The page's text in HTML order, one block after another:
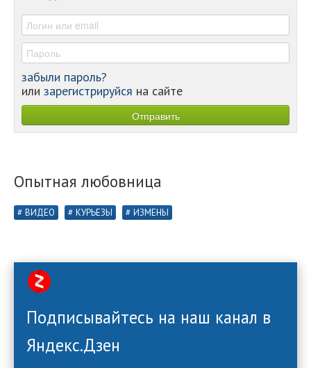
-
забыли пароль?
или зарегистрируйся на сайте
Опытная любовница
ВИДЕО КУРЬЕЗЫ ИЗМЕНЫ
Подписывайтесь на наш канал в
Яндекс.Дзен